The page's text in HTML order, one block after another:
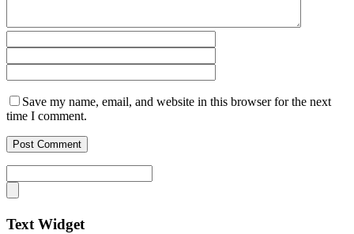
Save my name, email, and website in this browser for the next
time I comment.
Text Widget